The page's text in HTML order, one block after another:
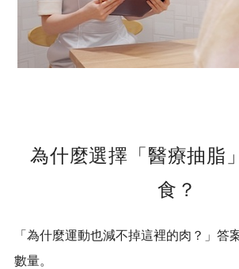
為什麼選擇「醫療抽脂
食？
「為什麼運動也減不掉這裡的肉？」答
數量。